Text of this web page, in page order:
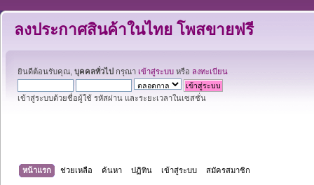
ลงประกาศสินค้าในไทย โพสขายฟรี
ยินดีต้อนรับคุณ, บุคคลทั่วไป กรุณา เข้าสู่ระบบ หรือ ลงทะเบียน
เข้าสู่ระบบด้วยชื่อผู้ใช้ รหัสผ่าน และระยะเวลาในเซสชั่น
หน้าแรก ช่วยเหลือ ค้นหา ปฏิทิน เข้าสู่ระบบ สมัครสมาชิก